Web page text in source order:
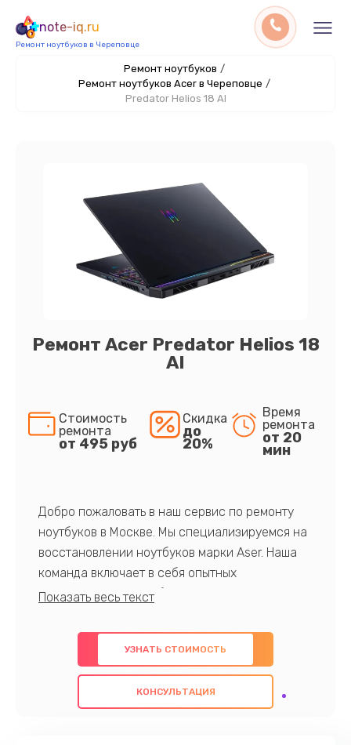
note-iq.ru
Ремонт ноутбуков в Череповце
Ремонт ноутбуков /
Ремонт ноутбуков Acer в Череповце /
Predator Helios 18 AI
Ремонт Acer Predator Helios 18
AI
Стоимость
ремонта
от 495 руб
Скидка
до
20%
Время
ремонта
от 20
мин
Добро пожаловать в наш сервис по ремонту
ноутбуков в Москве. Мы специализируемся на
восстановлении ноутбуков марки Aser. Наша
команда включает в себя опытных
профессионалов с обширными знаниями и
предлагаем быстрый и качественный ремонт с
использованием оригинальных компонентов, а
также гарантируем качество всех
проведенных работ. Наша цель - предоставить
УЗНАТЬ СТОИМОСТЬ
КОНСУЛЬТАЦИЯ